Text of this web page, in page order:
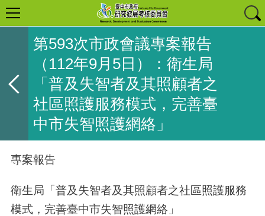
第593次市政會議專案報告
（112年9月5日）：衛生局
「普及失智者及其照顧者之
社區照護服務模式，完善臺
中市失智照護網絡」
專案報告
衛生局「普及失智者及其照顧者之社區照護服務
模式，完善臺中市失智照護網絡」